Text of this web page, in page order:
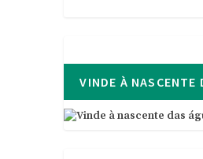
VINDE À NASCENTE